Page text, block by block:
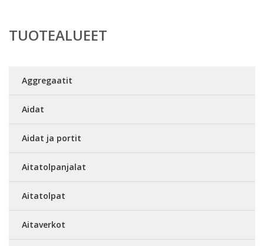
TUOTEALUEET
Aggregaatit
Aidat
Aidat ja portit
Aitatolpanjalat
Aitatolpat
Aitaverkot